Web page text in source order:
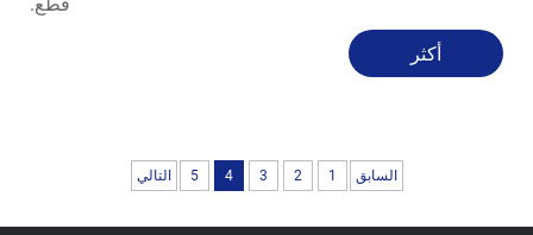
أكثر
السابق 1
2
3
4
5 التالي